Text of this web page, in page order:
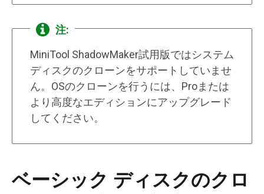
注:
MiniTool ShadowMaker試用版ではシステム
ディスクのクローンをサポートしていませ
ん。OSのクローンを行うには、Proまたは
より高度なエディションにアップグレード
してください。
ベーシック ディスクのクロ